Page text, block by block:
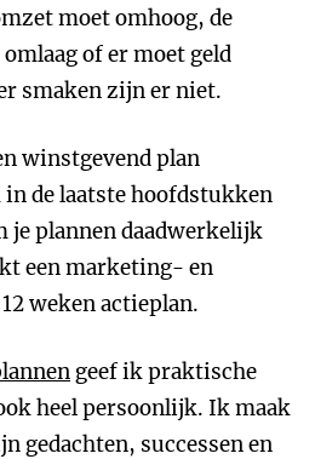
moet omhoog, de
of er moet geld
smaken zijn er niet.
winstgevend plan
in de laatste hoofdstukken
je plannen daadwerkelijk
een marketing- en
weken actieplan.
geef ik praktische
heel persoonlijk. Ik maak
gedachten, successen en